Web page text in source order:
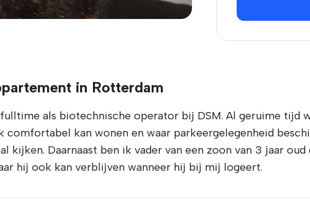
in Rotterdam
als biotechnische operator bij DSM. Al geruime tijd
comfortabel kan wonen en waar parkeergelegenheid
kijken. Daarnaast ben ik vader van een zoon van 3 jaar
hij ook kan verblijven wanneer hij bij mij logeert.